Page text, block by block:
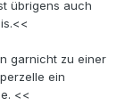
übrigens auch
garnicht zu einer
ein
<<